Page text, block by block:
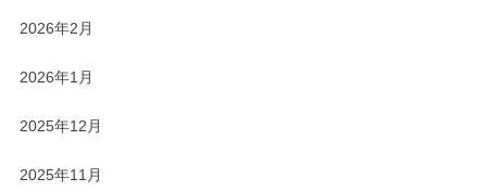
2026年2月
2026年1月
2025年12月
2025年11月